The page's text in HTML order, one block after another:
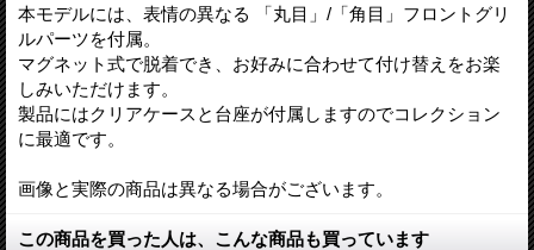
本モデルには、表情の異なる 「丸目」/「角目」フロントグリ
ルパーツを付属。
マグネット式で脱着でき、お好みに合わせて付け替えをお楽
しみいただけます。
製品にはクリアケースと台座が付属しますのでコレクション
に最適です。
画像と実際の商品は異なる場合がございます。
この商品を買った人は、こんな商品も買っています